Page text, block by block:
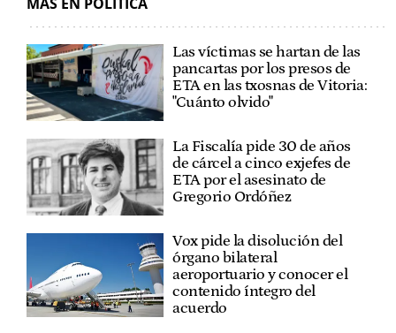
Las víctimas se hartan de las
pancartas por los presos de
ETA en las txosnas de Vitoria:
"Cuánto olvido"
La Fiscalía pide 30 de años
de cárcel a cinco exjefes de
ETA por el asesinato de
Gregorio Ordóñez
Vox pide la disolución del
órgano bilateral
aeroportuario y conocer el
contenido íntegro del
acuerdo